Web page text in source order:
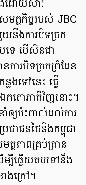
ងដោយសារ
មត្ថកិច្ចរបស់ JBC
យនឹងការបិទច្រក
េ បើសិនជា
ការបិទច្រកព្រំដែន
ងទៅនេះ ធ្វើ
ឯកតោភាគីវិញនោះ។
ាំឲ្យប៉ះពាល់ដល់ការ
រជាជនថៃនិងកម្ពុជា
ត្ថភាពគ្រប់គ្រាន់
ើម្បីឆ្លើយតបទៅនឹង
ងក្រៅ។